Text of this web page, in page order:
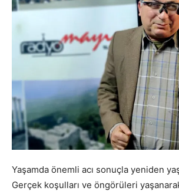
Yaşamda önemli acı sonuçla yeniden
Gerçek koşulları ve öngörüleri